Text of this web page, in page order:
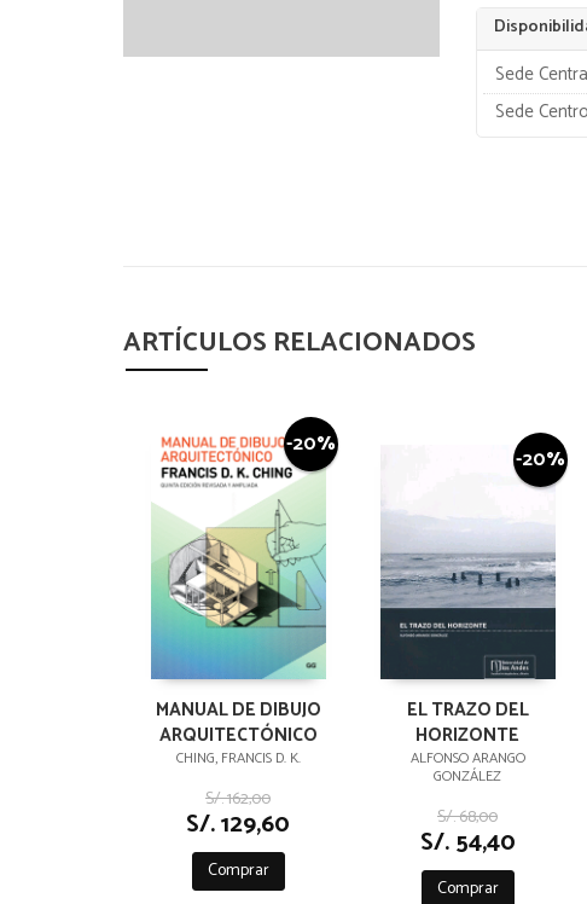
Sede
Sede
ARTÍCULOS RELACIONADOS
-20%
MANUAL DE DIBUJO
ARQUITECTÓNICO
CHING, FRANCIS D. K.
S/. 162,00
S/. 129,60
Comprar
-20%
EL TRAZO DEL
HORIZONTE
ALFONSO ARANGO
GONZÁLEZ
S/. 68,00
S/. 54,40
Comprar